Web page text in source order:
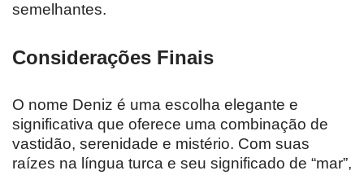
semelhantes.
Considerações Finais
O nome Deniz é uma escolha elegante e
significativa que oferece uma combinação de
vastidão, serenidade e mistério. Com suas
raízes na língua turca e seu significado de “mar”,